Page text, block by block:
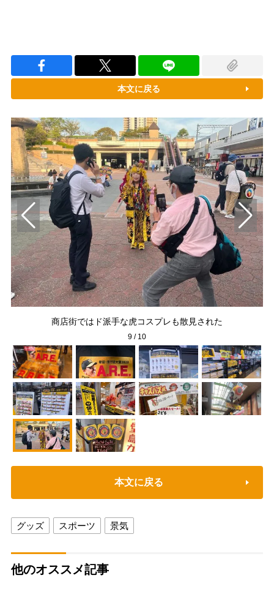
本文に戻る
商店街ではド派手な虎コスプレも散見された
9 / 10
本文に戻る
グッズ スポーツ 景気
他のオススメ記事